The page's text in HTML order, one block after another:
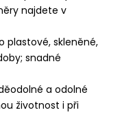
najdete v
plastové, skleněné,
snadné
a odolné
životnost i při